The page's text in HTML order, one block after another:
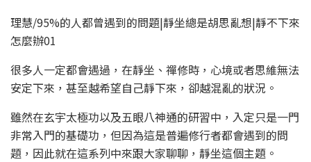
理慧/95%的人都曾遇到的問題|靜坐總是胡思亂想|靜不下來
怎麼辦01
很多人一定都會遇過，在靜坐、禪修時，心境或者思維無法
安定下來，甚至越希望自己靜下來，卻越混亂的狀況。
雖然在玄宇太極功以及五眼八神通的研習中，入定只是一門
非常入門的基礎功，但因為這是普遍修行者都會遇到的問
題，因此就在這系列中來跟大家聊聊，靜坐這個主題。